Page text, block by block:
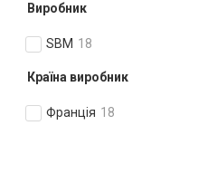
Виробник
SBM 18
Країна виробник
Франція 18